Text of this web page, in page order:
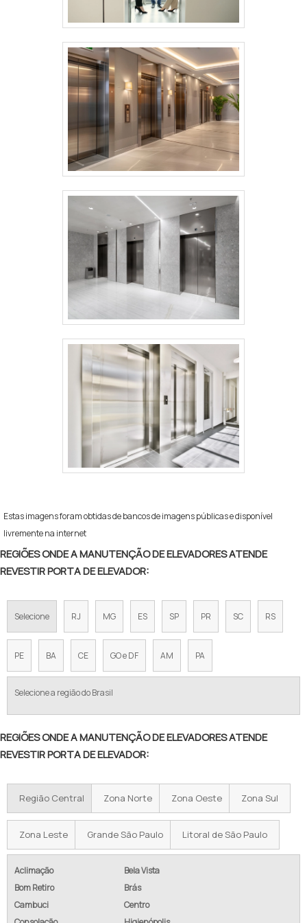
Estas imagens foram obtidas de bancos de imagens públicas e disponível
livremente na internet
REGIÕES ONDE A MANUTENÇÃO DE ELEVADORES ATENDE
REVESTIR PORTA DE ELEVADOR:
Selecione RJ MG ES SP PR SC RS
PE BA CE GO e DF AM PA
Selecione a região do Brasil
REGIÕES ONDE A MANUTENÇÃO DE ELEVADORES ATENDE
REVESTIR PORTA DE ELEVADOR:
Região Central Zona Norte Zona Oeste Zona Sul
Zona Leste Grande São Paulo Litoral de São Paulo
Aclimação
Bela Vista
Bom Retiro
Brás
Cambuci
Centro